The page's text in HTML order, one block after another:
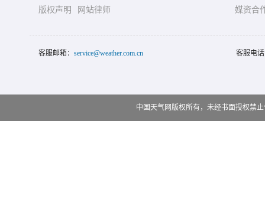
版权声明
网站律师
媒资合
客服邮箱： service@weather.com.cn 客服电
中国天气网版权所有，未经书面授权